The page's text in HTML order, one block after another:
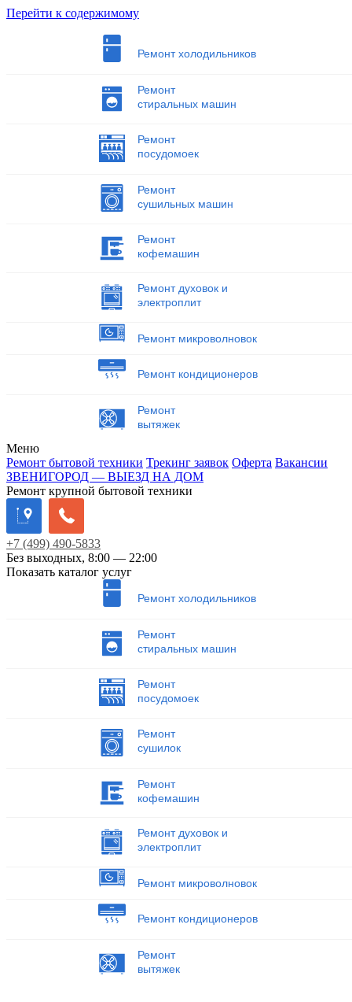
Перейти к содержимому
Ремонт холодильников
Ремонт
стиральных машин
Ремонт
посудомоек
Ремонт
сушильных машин
Ремонт
кофемашин
Ремонт духовок и
электроплит
Ремонт микроволновок
Ремонт кондиционеров
Ремонт
вытяжек
Меню
Ремонт бытовой техники Трекинг заявок Оферта Вакансии
ЗВЕНИГОРОД — ВЫЕЗД НА ДОМ
Ремонт крупной бытовой техники
+7 (499) 490-5833
Без выходных, 8:00 — 22:00
Показать каталог услуг
Ремонт холодильников
Ремонт
стиральных машин
Ремонт
посудомоек
Ремонт
сушилок
Ремонт
кофемашин
Ремонт духовок и
электроплит
Ремонт микроволновок
Ремонт кондиционеров
Ремонт
вытяжек